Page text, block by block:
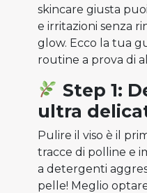
skincare giusta
e irritazioni senza
glow. Ecco la tua
routine a prova di
Step 1:
ultra
Pulire il viso è il
tracce di polline e
a detergenti
pelle! Meglio